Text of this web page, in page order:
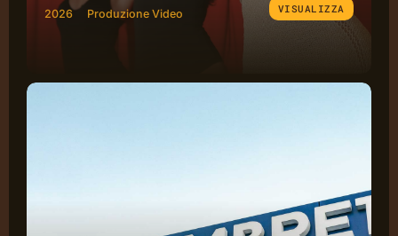
2026 Produzione Video VISUALIZZA